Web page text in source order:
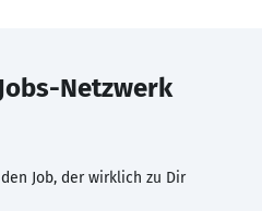
Netzwerk
Job, der wirklich zu Dir